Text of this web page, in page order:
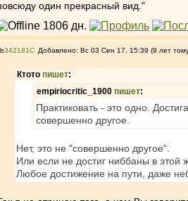
один прекрасный вид."
342181 Добавлено: Вс 03 Сен 17, 15:39 (9 лет
Ктото пишет:
empiriocritic_1900 пишет:
Практиковать - это одно.
совершенно другое.
Нет, это не "совершенно другое".
Или если не достиг ниббаны в этой
Любое достижение на пути, даже